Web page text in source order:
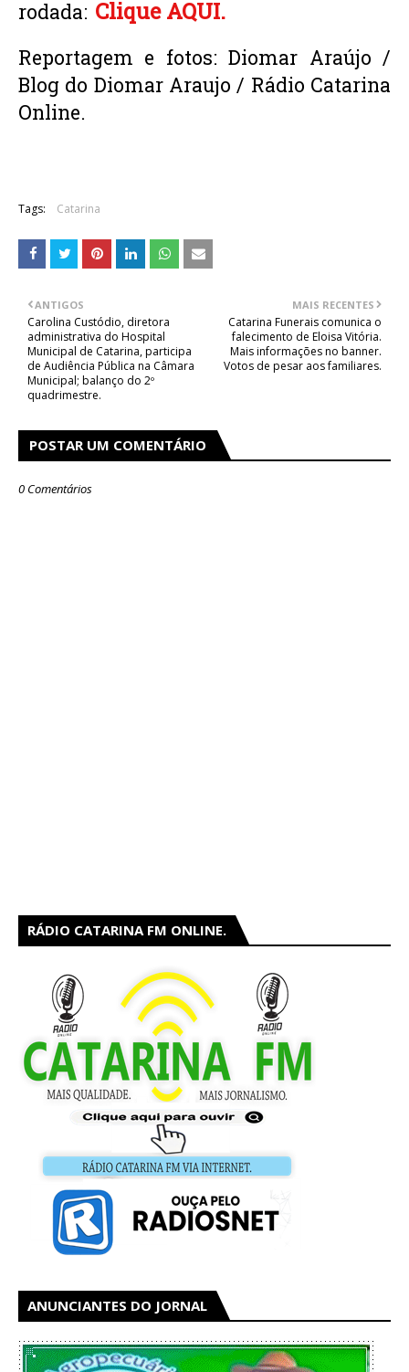
rodada: Clique AQUI.
Reportagem e fotos: Diomar Araújo /
Blog do Diomar Araujo / Rádio Catarina
Online.
Tags: Catarina
MAIS RECENTES
Catarina Funerais comunica o
falecimento de Eloisa Vitória.
Mais informações no banner.
Votos de pesar aos familiares.
ANTIGOS
Carolina Custódio, diretora
administrativa do Hospital
Municipal de Catarina, participa
de Audiência Pública na Câmara
Municipal; balanço do 2º
quadrimestre.
POSTAR UM COMENTÁRIO
0 Comentários
RÁDIO CATARINA FM ONLINE.
ANUNCIANTES DO JORNAL